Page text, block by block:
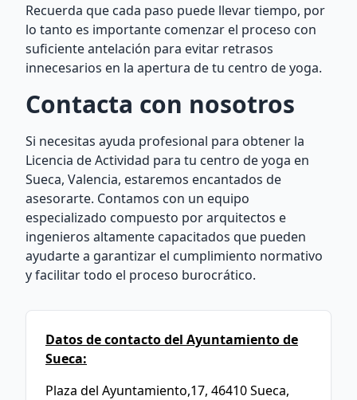
Recuerda que cada paso puede llevar tiempo, por
lo tanto es importante comenzar el proceso con
suficiente antelación para evitar retrasos
innecesarios en la apertura de tu centro de yoga.
Contacta con nosotros
Si necesitas ayuda profesional para obtener la
Licencia de Actividad para tu centro de yoga en
Sueca, Valencia, estaremos encantados de
asesorarte. Contamos con un equipo
especializado compuesto por arquitectos e
ingenieros altamente capacitados que pueden
ayudarte a garantizar el cumplimiento normativo
y facilitar todo el proceso burocrático.
Datos de contacto del Ayuntamiento de
Sueca:
Plaza del Ayuntamiento,17, 46410 Sueca,